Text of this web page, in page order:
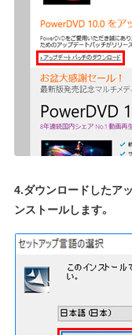
4.ダウンロードしたア
ンストールします。